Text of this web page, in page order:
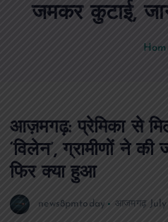
जमकर कुटाई,
आज़मगढ़: प्रेमिका से
‘विलेन’, ग्रामीणों ने
फिर क्या हुआ
news8pmtoday आजमगढ़